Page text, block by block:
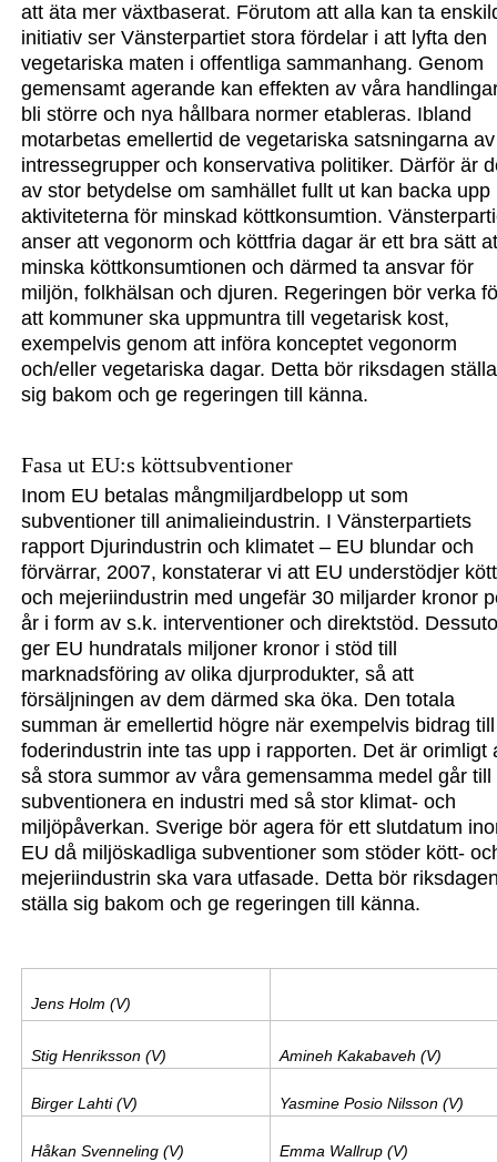
att äta mer växtbaserat. Förutom att alla kan ta
initiativ ser Vänsterpartiet stora fördelar i att lyfta den
vegetariska maten i offentliga sammanhang. Genom
gemensamt agerande kan effekten av våra
bli större och nya hållbara normer etableras. Ibland
motarbetas emellertid de vegetariska satsningarna av
intressegrupper och konservativa politiker. Därför är
av stor betydelse om samhället fullt ut kan backa upp
aktiviteterna för minskad köttkonsumtion.
anser att vegonorm och köttfria dagar är ett bra sätt
minska köttkonsumtionen och därmed ta ansvar för
miljön, folkhälsan och djuren. Regeringen bör verka
att kommuner ska uppmuntra till vegetarisk kost,
exempelvis genom att införa konceptet vegonorm
och/eller vegetariska dagar. Detta bör riksdagen ställa
sig bakom och ge regeringen till känna.
Fasa ut EU:s köttsubventioner
Inom EU betalas mångmiljardbelopp ut som
subventioner till animalieindustrin. I Vänsterpartiets
rapport Djurindustrin och klimatet – EU blundar och
förvärrar, 2007, konstaterar vi att EU understödjer
och mejeriindustrin med ungefär 30 miljarder kronor
år i form av s.k. interventioner och direktstöd.
ger EU hundratals miljoner kronor i stöd till
marknadsföring av olika djurprodukter, så att
försäljningen av dem därmed ska öka. Den totala
summan är emellertid högre när exempelvis bidrag till
foderindustrin inte tas upp i rapporten. Det är orimligt
så stora summor av våra gemensamma medel går till
subventionera en industri med så stor klimat- och
miljöpåverkan. Sverige bör agera för ett slutdatum
EU då miljöskadligasubventioner som stöder kött-
mejeriindustrin ska vara utfasade. Detta bör
ställa sig bakom och ge regeringen till känna.
Jens Holm (V)
Stig Henriksson (V) Amineh Kakabaveh (V)
Birger Lahti (V) Yasmine Posio Nilsson (V)
Håkan Svenneling (V) Emma Wallrup (V)